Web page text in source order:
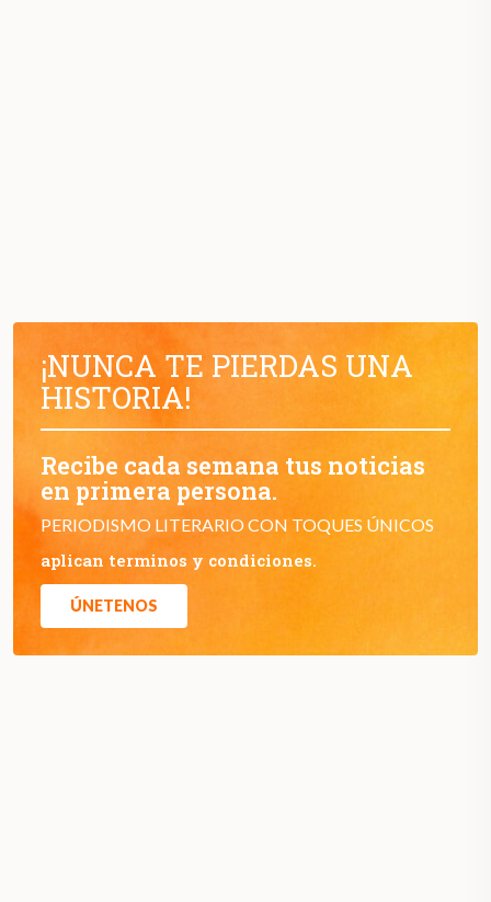
¡NUNCA TE PIERDAS UNA
HISTORIA!
Recibe cada semana tus noticias
en primera persona.
PERIODISMO LITERARIO CON TOQUES ÚNICOS
aplican terminos y condiciones.
ÚNETENOS